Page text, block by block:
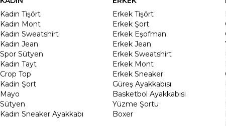
Kadın Tişört
Kadın Mont
Kadın Sweatshirt
Kadın Jean
Spor Sütyen
Kadın Tayt
Crop Top
Kadin Şort
Mayo
Sütyen
Kadın Sneaker Ayakkabı
Erkek Tişört
Erkek Şort
Erkek Eşofman
Erkek Jean
Erkek Sweatshirt
Erkek Mont
Erkek Sneaker
Güreş Ayakkabısı
Basketbol Ayakkabısı
Yüzme Şortu
Boxer